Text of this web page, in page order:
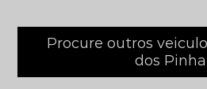
Procure outros
dos